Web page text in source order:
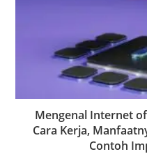
Mengenal Internet
Cara Kerja,
Contoh